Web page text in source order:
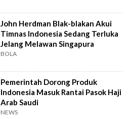
John Herdman Blak-blakan Akui
Timnas Indonesia Sedang Terluka
Jelang Melawan Singapura
BOLA
Pemerintah Dorong Produk
Indonesia Masuk Rantai Pasok Haji
Arab Saudi
NEWS